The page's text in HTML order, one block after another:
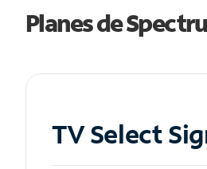
Planes de
TV Select